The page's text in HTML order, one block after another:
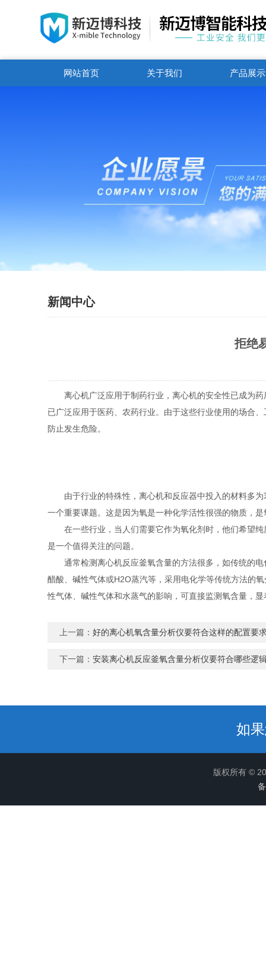
网站首页 关于我们 产品展示
新闻中心
拒绝
离心机广泛应用于制药行业，离心机的安全性已成为药
已广泛应用于医药、农药行业。由于这些行业使用的场合
防止发生危险。
由于行业的特殊性，离心机和反应器中投入的材料多为
一个重要课题。这是因为氧是一种化学活性很强的物质，
在一些行业，当人们需要它作为氧化剂时，他们希望纯
是一个值得关注的问题。
通常检测离心机反应釜氧含量的方法很多，如传统的电
醋酸、碱性气体或H2O蒸汽等，采用电化学等传统方法的
性气体、碱性气体和水蒸气的影响，可直接监测氧含量，
上一篇： 好的离心机氧含量分析仪要符合这样的配置要
下一篇： 安装离心机反应釜氧含量分析仪要符合哪些逻
如
版权所有 ©